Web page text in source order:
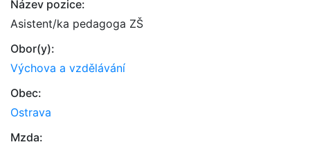
Název pozice:
Asistent/ka pedagoga ZŠ
Obor(y):
Výchova a vzdělávání
Obec:
Ostrava
Mzda: